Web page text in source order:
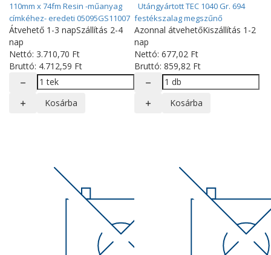
110mm x 74fm Resin -műanyag
címkéhez- eredeti 05095GS11007
Átvehető 1-3 napSzállítás 2-4
nap
Nettó: 3.710,70 Ft
Bruttó: 4.712,59 Ft
Kosárba
Utángyártott TEC 1040 Gr. 694
festékszalag megszűnő
Azonnal átvehetőKiszállítás 1-2
nap
Nettó: 677,02 Ft
Bruttó: 859,82 Ft
Kosárba